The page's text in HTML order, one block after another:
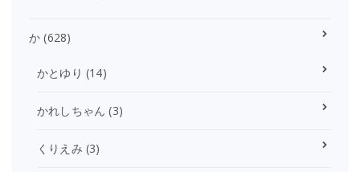
か (628)
かとゆり (14)
かれしちゃん (3)
くりえみ (3)